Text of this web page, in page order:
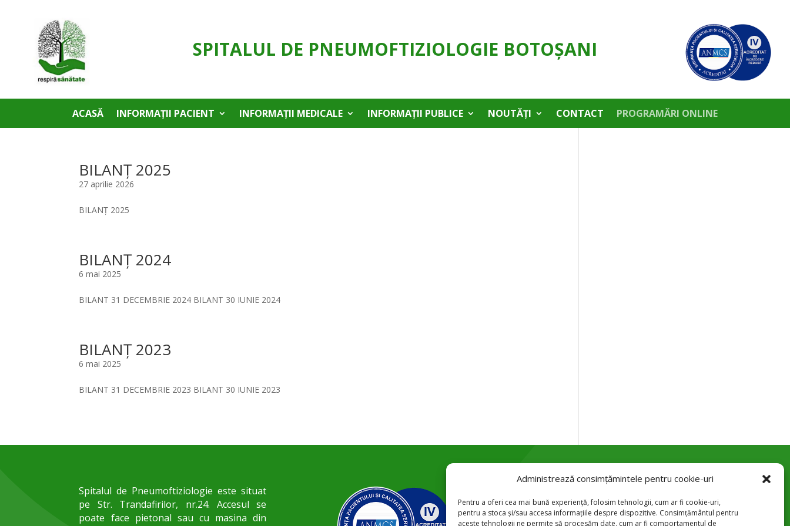
Administrează consimțămintele pentru cookie-uri
Pentru a oferi cea mai bună experiență, folosim tehnologii, cum ar fi cookie-uri,
pentru a stoca și/sau accesa informațiile despre dispozitive. Consimțământul pentru
aceste tehnologii ne permite să procesăm date, cum ar fi comportamentul de
SPITALUL DE PNEUMOFTIZIOLOGIE BOTOŞANI
ACASĂ INFORMAȚII PACIENT INFORMAȚII MEDICALE INFORMAȚII PUBLICE NOUTĂȚI CONTACT PROGRAMĂRI ONLINE
BILANȚ 2025
27 aprilie 2026
BILANȚ 2025
BILANȚ 2024
6 mai 2025
BILANT 31 DECEMBRIE 2024 BILANT 30 IUNIE 2024
BILANŢ 2023
6 mai 2025
BILANT 31 DECEMBRIE 2023 BILANT 30 IUNIE 2023
Spitalul de Pneumoftiziologie este situat
pe Str. Trandafirilor, nr.24. Accesul se
poate face pietonal sau cu masina din
 +40 231 584 083